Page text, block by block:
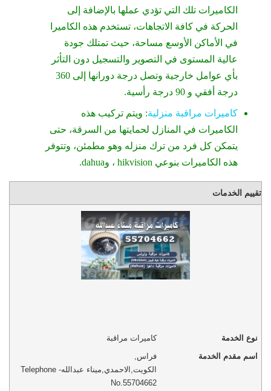
الكاميرات تلك التي تؤدي عملها بالإضافة إلى
الحركة في كافة الاتجاهات، تستخدم هذه الكاميرا
في الأماكن الأوسع مساحة، حيث تمتلك جودة
عالية المستوى في التصوير والتسجيل دون التأثر
بأي عوامل خارجية وتصل درجة دورانها إلى 360
درجة أفقي و 90 درجة رأسية.
كاميرات مراقبة منزلية: ويتم تركيب هذه
الكاميرات في المنازل لحمايتها من السرقة، حتى
يتمكن كل فرد من ترك منزله وهو مطمئن، وتتوفر
هذه الكاميرات بنوعي hikvision ، وdahua.
تقييم الخدمات
نوع الخدمة
كاميرات مراقبة
اسم مقدم الخدمة
فراس
الكويت, الاحمدي ميناء عبدالله-
Telephone
No.55704662